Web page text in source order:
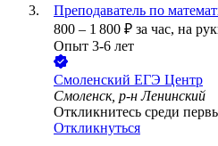
Преподаватель по
800 – 1 800 ₽ за час, на
Опыт 3-6 лет
Смоленский ЕГЭ Центр
Смоленск, р-н Ленинский
Откликнитесь среди
Откликнуться